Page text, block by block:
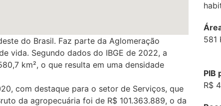
do Brasil. Faz parte da Aglomeração
vida. Segundo dados do IBGE de 2022, a
km², o que resulta em uma densidade
com destaque para o setor de Serviços, que
da agropecuária foi de R$ 101.363.889, o da
581
PIB
R$